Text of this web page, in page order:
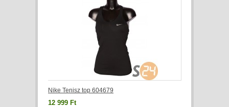
Nike Tenisz top 604679
12 999 Ft